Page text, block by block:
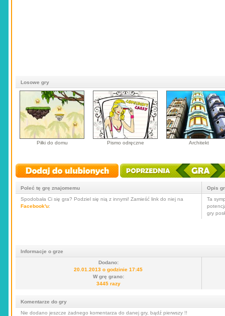
Losowe gry
Piłki do domu Pismo odręczne Architekt
Poleć tę grę znajomemu
Spodobała Ci się gra? Podziel się nią z innymi! Zamieść link do niej na
Facebook'u:
Opis
Ta
gry
Informacje o grze
Dodano:
20.01.2013 o godzinie 17:45
W grę grano:
3445 razy
Komentarze do gry
Nie dodano jeszcze żadnego komentarza do danej gry, bądź pierwszy !!